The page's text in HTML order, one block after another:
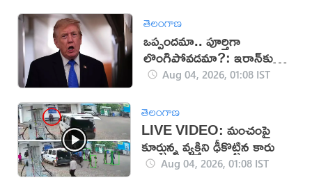
తెలంగాణ
ఒప్పందమా.. పూర్తిగా
లొంగిపోవడమా?: ఇరాన్‌కు
ట్రంప్ అల్టిమేటం
Aug 04, 2026, 01:08 IST
తెలంగాణ
LIVE VIDEO: మంచంపై
కూర్చున్న వ్యక్తిని ఢీకొట్టిన కారు
Aug 04, 2026, 01:08 IST